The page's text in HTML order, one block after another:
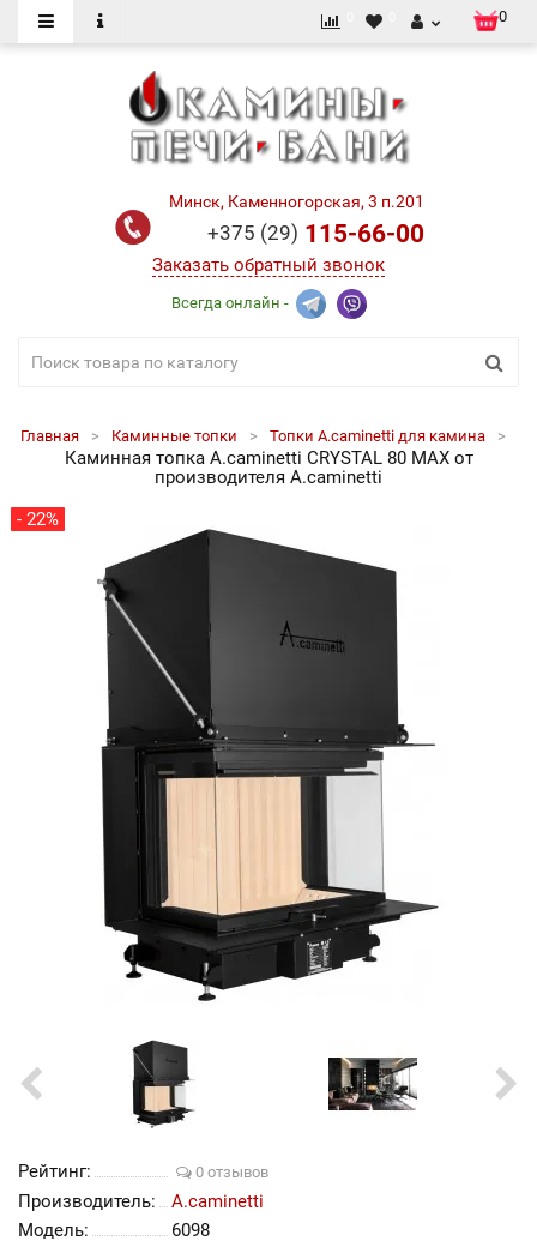
0
Минск, Каменногорская, 3 п.201
+375 (29) 115-66-00
Заказать обратный звонок
Всегда онлайн -
Главная Каминные топки Топки A.caminetti для камина
Каминная топка A.caminetti CRYSTAL 80 MAX от
производителя A.caminetti
- 22%
Рейтинг: 0 отзывов
Производитель:
A.caminetti
Модель:
6098